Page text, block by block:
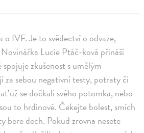
o IVF. Je to svědectví o odvaze,
Lucie Ptáč-ková přináší
zkušenost s umělým
sebou negativní testy, potraty či
už se dočkali svého potomka, nebo
to hrdinové. Čekejte bolest, smích
bere dech. Pokud zrovna nesete